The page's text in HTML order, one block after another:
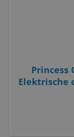
Princess
Elektrische